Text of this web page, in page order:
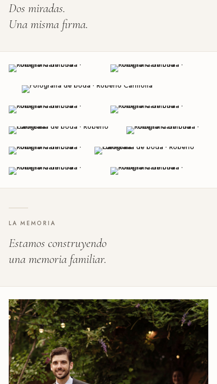
Dos miradas.
Una misma firma.
LA MEMORIA
Estamos construyendo
una memoria familiar.